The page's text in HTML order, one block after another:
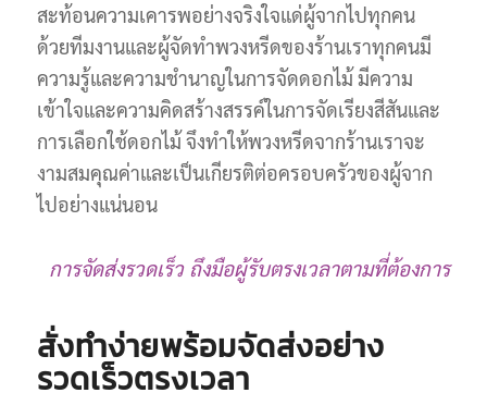
สะท้อนความเคารพอย่างจริงใจแด่ผู้จากไปทุกคน
ด้วยทีมงานและผู้จัดทำพวงหรีดของร้านเราทุกคนมี
ความรู้และความชำนาญในการจัดดอกไม้ มีความ
เข้าใจและความคิดสร้างสรรค์ในการจัดเรียงสีสันและ
การเลือกใช้ดอกไม้ จึงทำให้พวงหรีดจากร้านเราจะ
งามสมคุณค่าและเป็นเกียรติต่อครอบครัวของผู้จาก
ไปอย่างแน่นอน
การจัดส่งรวดเร็ว ถึงมือผู้รับตรงเวลาตามที่ต้องการ
สั่งทำง่ายพร้อมจัดส่งอย่าง
รวดเร็วตรงเวลา